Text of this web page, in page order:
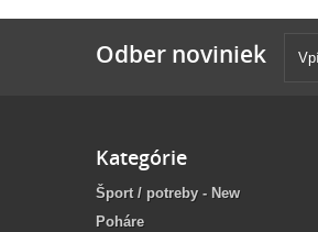
Odber noviniek
Kategórie
Šport / potreby - New
Poháre